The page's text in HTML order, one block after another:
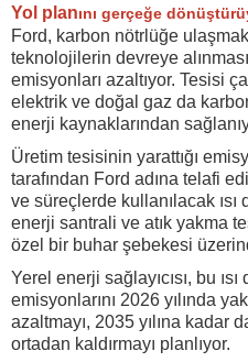
Yol planını gerçeğe
Ford, karbon nötrlüğe
teknolojilerin devreye
emisyonları azaltıyor. Tesisi
elektrik ve doğal gaz da
enerji kaynaklarından
Üretim tesisinin yarattığı
tarafından Ford adına telafi
ve süreçlerde kullanılacak
enerji santrali ve atık yakma
özel bir buhar şebekesi
Yerel enerji sağlayıcısı, bu ısı
emisyonlarını 2026 yılında
azaltmayı, 2035 yılına kadar
ortadan kaldırmayı planlıyor.